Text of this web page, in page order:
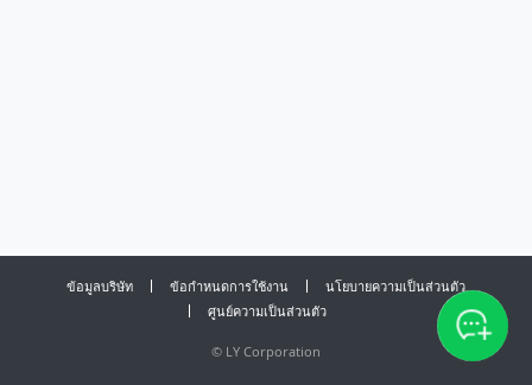
ข้อมูลบริษัท ข้อกำหนดการใช้งาน
นโยบายความเป็นส่วนตัว
ศูนย์ความเป็นส่วนตัว
© LY Corporation